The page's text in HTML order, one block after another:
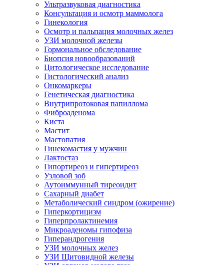
Ультразвуковая диагностика
Консультация и осмотр маммолога
Гинекология
Осмотр и пальпация молочных желез
УЗИ молочной железы
Гормональное обследование
Биопсия новообразований
Цитологическое исследование
Гистологический анализ
Онкомаркеры
Генетическая диагностика
Внутрипротоковая папиллома
Фиброаденома
Киста
Мастит
Мастопатия
Гинекомастия у мужчин
Лактостаз
Гипортиреоз и гипертиреоз
Узловой зоб
Аутоиммунный тиреоидит
Сахарный диабет
Метаболический синдром (ожирение)
Гиперкортицизм
Гиперпролактинемия
Микроаденомы гипофиза
Гиперандрогения
УЗИ молочных желез
УЗИ Щитовидной железы